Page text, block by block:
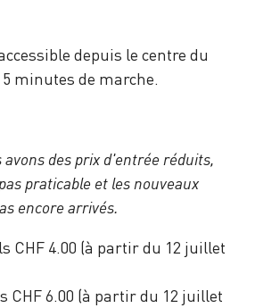
depuis le centre du
minutes de marche.
des prix d'entrée réduits,
praticable et les nouveaux
encore arrivés.
CHF 4.00 (à partir du 12 juillet
CHF 6.00 (à partir du 12 juillet